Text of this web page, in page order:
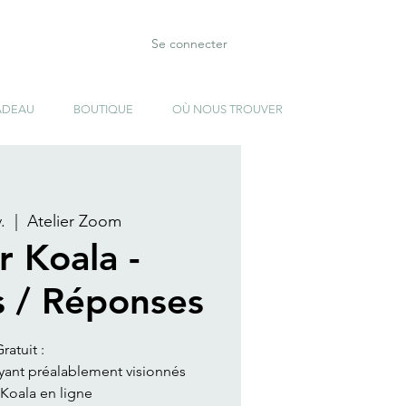
Se connecter
BOUTIQUE OÙ NOUS TROUVER
  |
Atelier Zoom
Koala -
/ Réponses
:
préalablement visionnés
en ligne